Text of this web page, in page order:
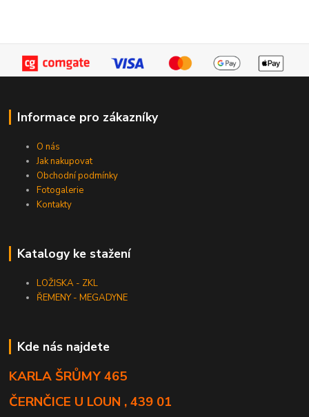
Informace pro zákazníky
O nás
Jak nakupovat
Obchodní podmínky
Fotogalerie
Kontakty
Katalogy ke stažení
LOŽISKA - ZKL
ŘEMENY - MEGADYNE
Kde nás najdete
KARLA ŠRŮMY 465
ČERNČICE U LOUN , 439 01